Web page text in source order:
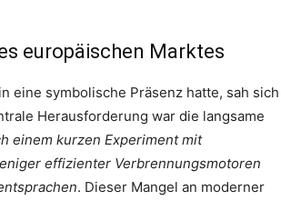
europäischen Marktes
eine symbolische Präsenz hatte, sah sich
Herausforderung war die langsame
einem kurzen Experiment mit
effizienter Verbrennungsmotoren
. Dieser Mangel an moderner